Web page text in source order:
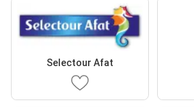
Selectour Afat